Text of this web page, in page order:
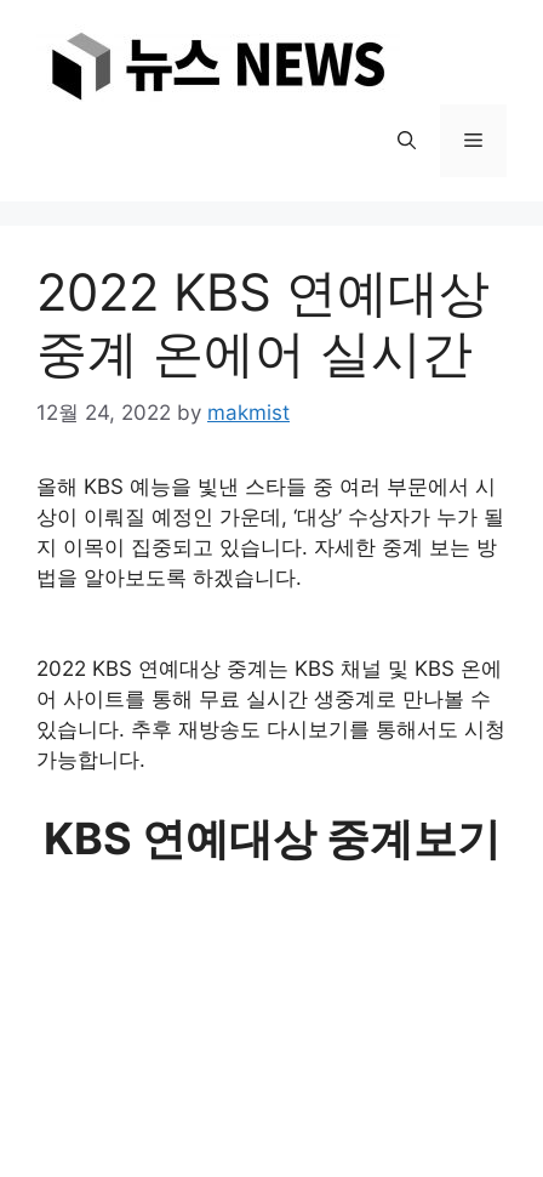
Menu
2022 KBS 연예대상
중계 온에어 실시간
12월 24, 2022 by makmist
올해 KBS 예능을 빛낸 스타들 중 여러 부문에서 시
상이 이뤄질 예정인 가운데, ‘대상’ 수상자가 누가 될
지 이목이 집중되고 있습니다. 자세한 중계 보는 방
법을 알아보도록 하겠습니다.
2022 KBS 연예대상 중계는 KBS 채널 및 KBS 온에
어 사이트를 통해 무료 실시간 생중계로 만나볼 수
있습니다. 추후 재방송도 다시보기를 통해서도 시청
가능합니다.
KBS 연예대상 중계보기